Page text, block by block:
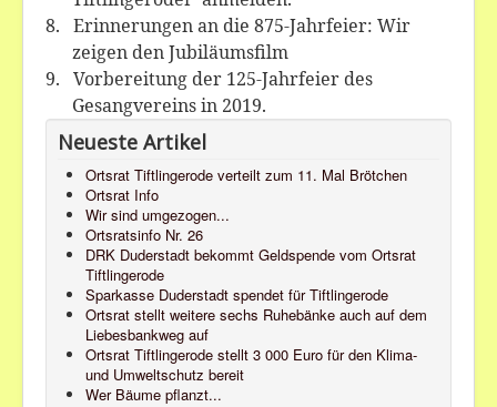
8. Erinnerungen an die 875-Jahrfeier: Wir
zeigen den Jubiläumsfilm
9. Vorbereitung der 125-Jahrfeier des
Gesangvereins in 2019.
Neueste Artikel
Ortsrat Tiftlingerode verteilt zum 11. Mal Brötchen
Ortsrat Info
Wir sind umgezogen...
Ortsratsinfo Nr. 26
DRK Duderstadt bekommt Geldspende vom Ortsrat
Tiftlingerode
Sparkasse Duderstadt spendet für Tiftlingerode
Ortsrat stellt weitere sechs Ruhebänke auch auf dem
Liebesbankweg auf
Ortsrat Tiftlingerode stellt 3 000 Euro für den Klima-
und Umweltschutz bereit
Wer Bäume pflanzt...